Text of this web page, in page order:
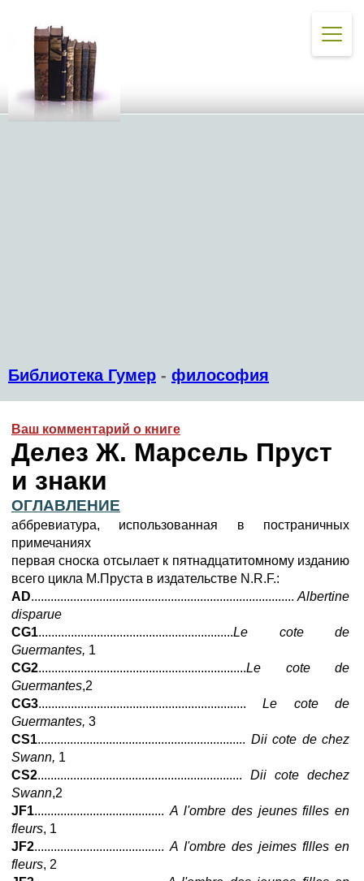
Библиотека Гумер - философия
Ваш комментарий о книге
Делез Ж. Марсель Пруст
и знаки
ОГЛАВЛЕНИЕ
аббревиатура, использованная в постраничных
примечаниях
первая сноска отсылает к пятнадцатитомному изданию
всего цикла М.Пруста в издательстве N.R.F.:
AD................................................................................. Albertine
disparue
CG1............................................................Le cote de
Guermantes, 1
CG2................................................................Le cote de
Guermantes,2
CG3................................................................ Le cote de
Guermantes, 3
CS1................................................................ Dii cote de chez
Swann, 1
CS2............................................................... Dii cote dechez
Swann,2
JF1........................................ А l'ombre des jeunes filles en
fleurs, 1
JF2........................................ A I'ombre des jeimes fllles en
fleurs, 2